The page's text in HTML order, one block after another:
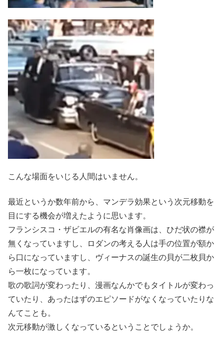
こんな場面をいじる人間はいません。
最近というか数年前から、マンデラ効果という次元移動を
目にする機会が増えたように思います。
フランシスコ・ザビエルの有名な肖像画は、ひだ状の襟が
無くなっていますし、ロダンの考える人は手の位置が額か
ら口になっていますし、ヴィーナスの誕生の貝が二枚貝か
ら一枚になっています。
歌の歌詞が変わったり、漫画なんかでもタイトルが変わっ
ていたり、あったはずのエピソードがなくなっていたりな
んてことも。
次元移動が激しくなっているということでしょうか。